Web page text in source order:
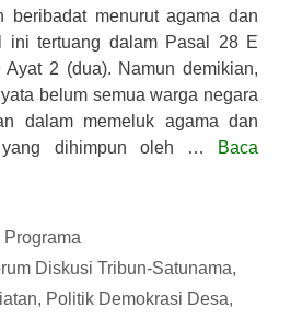
beribadat menurut agama dan
ini tertuang dalam Pasal 28 E
2 (dua). Namun demikian,
belum semua warga negara
dalam memeluk agama dan
yang dihimpun oleh …
Baca
Programa
Diskusi Tribun-Satunama,
, Politik Demokrasi Desa,